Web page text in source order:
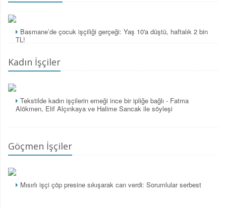
Basmane’de çocuk işçiliği gerçeği: Yaş 10'a düştü, haftalık 2 bin
TL!
Kadın İşçiler
Tekstilde kadın işçilerin emeği ince bir ipliğe bağlı - Fatma
Alökmen, Elif Alçınkaya ve Halime Sancak ile söyleşi
Göçmen İşçiler
Mısırlı işçi çöp presine sıkışarak can verdi: Sorumlular serbest